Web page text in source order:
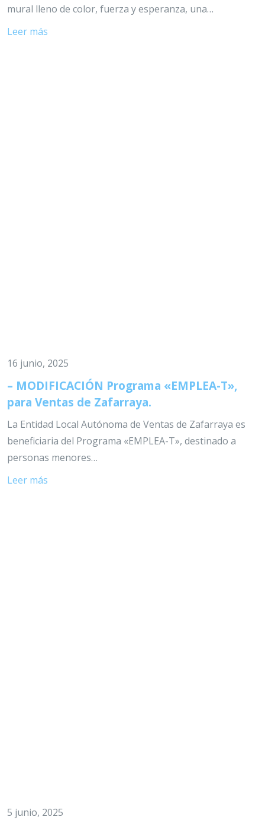
mural lleno de color, fuerza y esperanza, una…
Leer más
16 junio, 2025
– MODIFICACIÓN Programa «EMPLEA-T»,
para Ventas de Zafarraya.
La Entidad Local Autónoma de Ventas de Zafarraya es
beneficiaria del Programa «EMPLEA-T», destinado a
personas menores…
Leer más
5 junio, 2025